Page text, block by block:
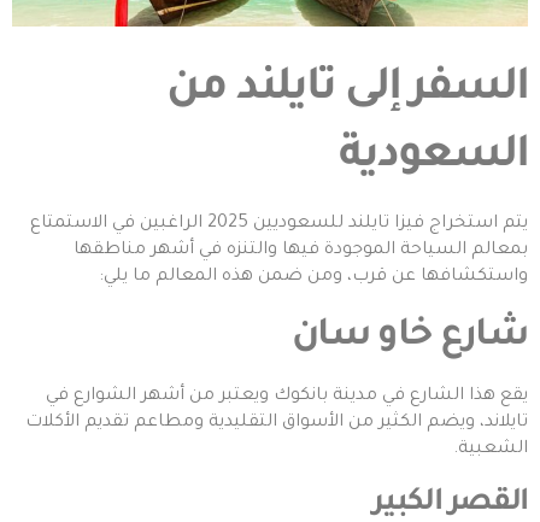
السفر إلى تايلند من
السعودية
يتم استخراج فيزا تايلند للسعوديين 2025 الراغبين في الاستمتاع
بمعالم السياحة الموجودة فيها والتنزه في أشهر مناطقها
واستكشافها عن قرب، ومن ضمن هذه المعالم ما يلي:
شارع خاو سان
يقع هذا الشارع في مدينة بانكوك ويعتبر من أشهر الشوارع في
تايلاند، ويضم الكثير من الأسواق التقليدية ومطاعم تقديم الأكلات
الشعبية.
القصر الكبير